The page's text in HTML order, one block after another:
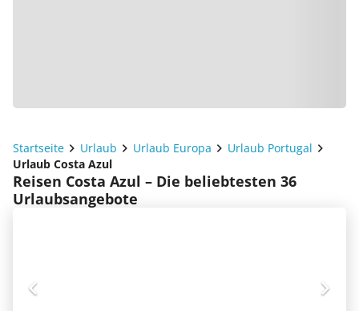
Startseite Urlaub Urlaub Europa
Urlaub Portugal
Urlaub Costa Azul
Reisen Costa Azul – Die beliebtesten 36
Urlaubsangebote